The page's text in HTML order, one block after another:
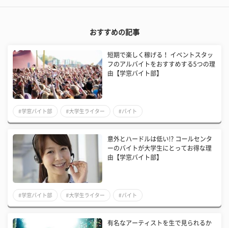
おすすめの記事
短期で楽しく稼げる！ イベントスタッ
フのアルバイトをおすすめする5つの理
由【学窓バイト部】
#学窓バイト部 #大学生ライター #バイト
意外とハードルは低い!? コールセンタ
ーのバイトが大学生にとってお得な理
由【学窓バイト部】
#学窓バイト部 #大学生ライター #バイト
有名なアーティストを生で見られるか